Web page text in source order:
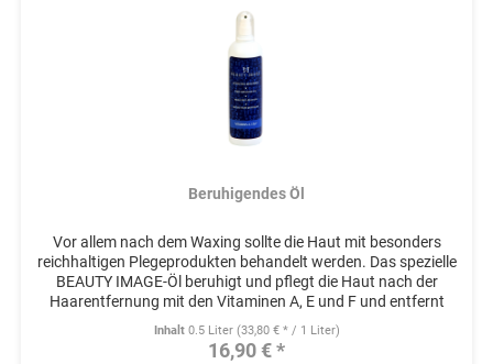
Beruhigendes Öl
Vor allem nach dem Waxing sollte die Haut mit besonders
reichhaltigen Plegeprodukten behandelt werden. Das spezielle
BEAUTY IMAGE-Öl beruhigt und pflegt die Haut nach der
Haarentfernung mit den Vitaminen A, E und F und entfernt
schonend...
Inhalt 0.5 Liter (33,80 € * / 1 Liter)
16,90 € *